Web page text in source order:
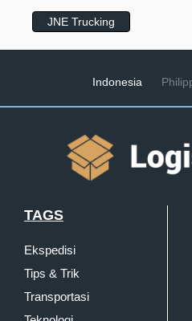
JNE Trucking
Indonesia
TAGS
Ekspedisi
Tips & Trik
Transportasi